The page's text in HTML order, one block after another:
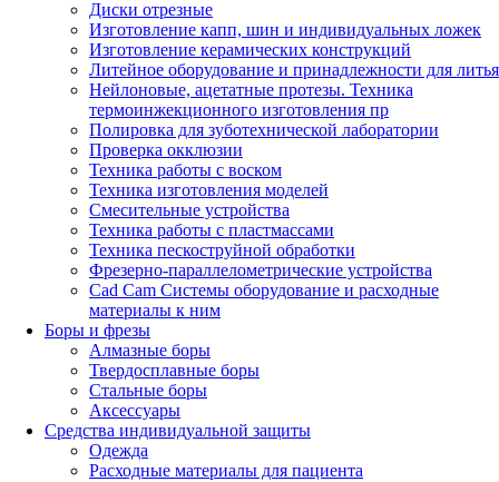
Диски отрезные
Изготовление капп, шин и индивидуальных ложек
Изготовление керамических конструкций
Литейное оборудование и принадлежности для литья
Нейлоновые, ацетатные протезы. Техника
термоинжекционного изготовления пр
Полировка для зуботехнической лаборатории
Проверка окклюзии
Техника работы с воском
Техника изготовления моделей
Смесительные устройства
Техника работы с пластмассами
Техника пескоструйной обработки
Фрезерно-параллелометрические устройства
Cad Cam Системы оборудование и расходные
материалы к ним
Боры и фрезы
Алмазные боры
Твердосплавные боры
Стальные боры
Аксессуары
Средства индивидуальной защиты
Одежда
Расходные материалы для пациента